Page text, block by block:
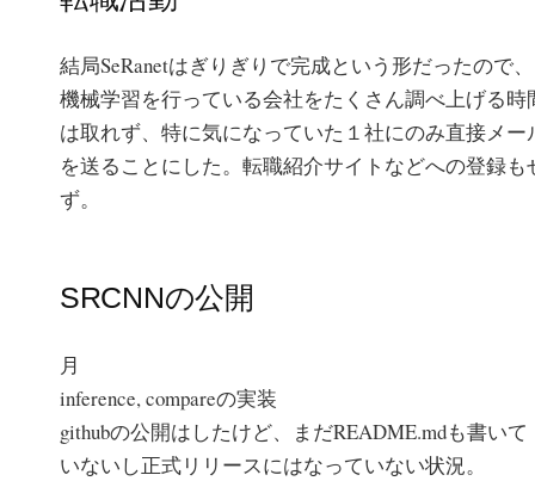
結局SeRanetはぎりぎりで完成という形だったので、
機械学習を行っている会社をたくさん調べ上げる時
は取れず、特に気になっていた１社にのみ直接メー
を送ることにした。転職紹介サイトなどへの登録も
ず。
SRCNNの公開
月
inference, compareの実装
githubの公開はしたけど、まだREADME.mdも書いて
いないし正式リリースにはなっていない状況。